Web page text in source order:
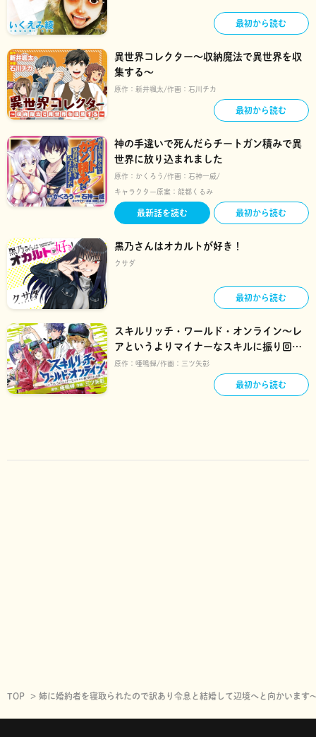
最初から読む
異世界コレクター～収納魔法で異世界を収
集する～
原作： 新井颯太 作画： 石川チカ
最初から読む
神の手違いで死んだらチートガン積みで異
世界に放り込まれました
原作： かくろう 作画： 石神一威
キャラクター原案： 能都くるみ
最新話を読む 最初から読む
黒乃さんはオカルトが好き！
クサダ
最初から読む
スキルリッチ・ワールド・オンライン～レ
アというよりマイナーなスキルに振り回さ
れる僕～
原作： 唖鳴蝉 作画： 三ツ矢彰
最初から読む
TOP 姉に婚約者を寝取られたので訳あり令息と結婚して辺境へと向かいま